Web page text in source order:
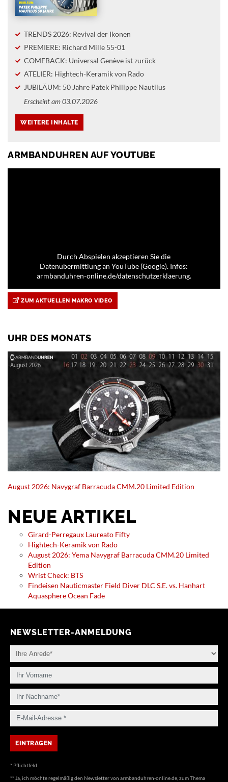
TRENDS 2026: Revival der Ikonen
PREMIERE: Richard Mille 55-01
COMEBACK: Universal Genève ist zurück
ATELIER: Hightech-Keramik von Rado
JUBILÄUM: 50 Jahre Patek Philippe Nautilus
Erscheint am 03.07.2026
ARMBANDUHREN AUF YOUTUBE
Durch Abspielen akzeptieren Sie die
Datenübermittlung an YouTube (Google). Infos:
armbanduhren-online.de/datenschutzerklaerung.
ZUM AKTUELLEN MAKRO VIDEO
UHR DES MONATS
August 2026: Navygraf Barracuda CMM.20 Limited Edition
NEUE ARTIKEL
Girard-Perregaux Laureato Fifty
Hightech-Keramik von Rado
August 2026: Yema Navygraf Barracuda CMM.20 Limited
Edition
Wrist Check: BTS
Findeisen Nauticmaster Field Diver DLC S.E. vs. Hanhart
Aquasphere Ocean Fade
NEWSLETTER-ANMELDUNG
* Pflichtfeld
** Ja, ich möchte regelmäßig den Newsletter von armbanduhren-online.de, zum Thema